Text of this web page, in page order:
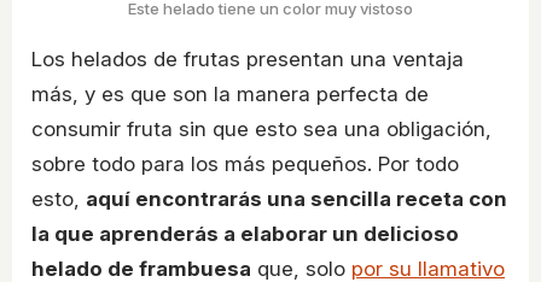
Este helado tiene un color muy vistoso
Los helados de frutas presentan una ventaja
más, y es que son la manera perfecta de
consumir fruta sin que esto sea una obligación,
sobre todo para los más pequeños. Por todo
esto, aquí encontrarás una sencilla receta con
la que aprenderás a elaborar un delicioso
helado de frambuesa que, solo por su llamativo